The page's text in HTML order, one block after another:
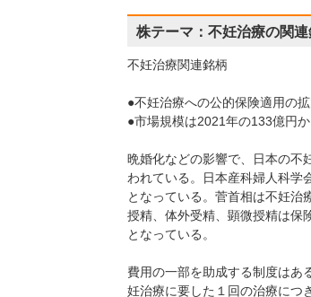
株テーマ：不妊治療の関
不妊治療関連銘柄
●不妊治療への公的保険適用の
●市場規模は2021年の133億円
晩婚化などの影響で、日本の不
われている。日本産科婦人科学
となっている。菅首相は不妊治
授精、体外受精、顕微授精は保
となっている。
費用の一部を助成する制度はあ
妊治療に要した１回の治療につ